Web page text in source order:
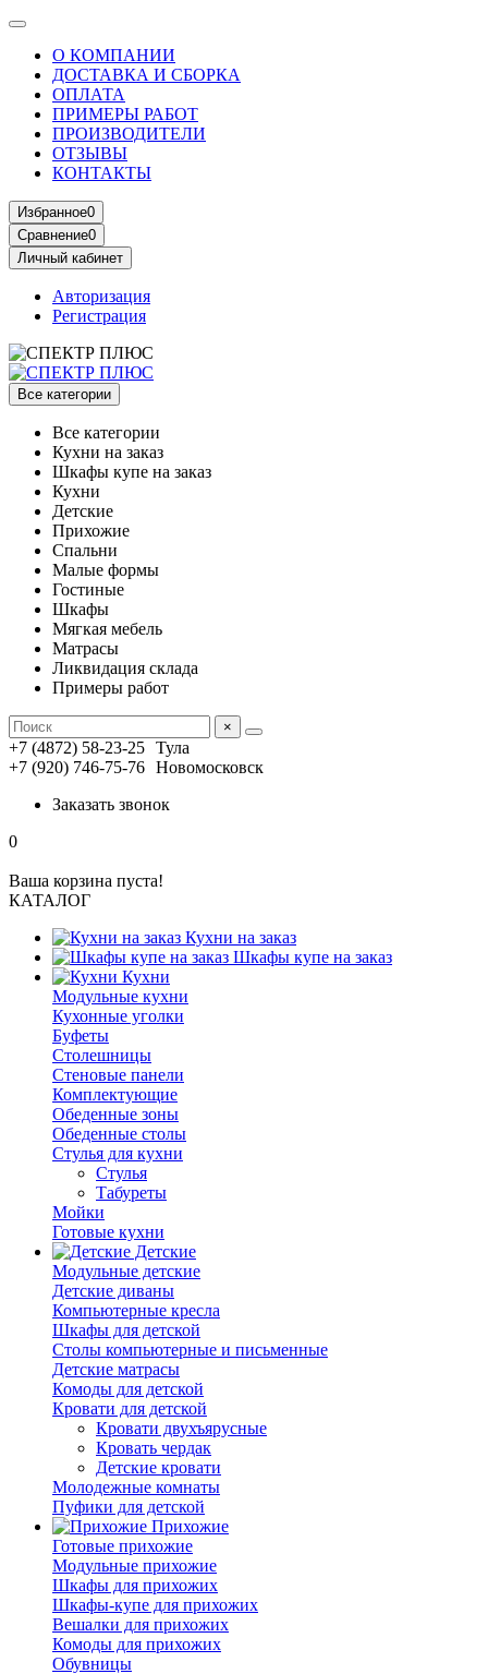
О КОМПАНИИ
ДОСТАВКА И СБОРКА
ОПЛАТА
ПРИМЕРЫ РАБОТ
ПРОИЗВОДИТЕЛИ
ОТЗЫВЫ
КОНТАКТЫ
Избранное0
Сравнение0
Личный кабинет
Авторизация
Регистрация
Все категории
Все категории
Кухни на заказ
Шкафы купе на заказ
Кухни
Детские
Прихожие
Спальни
Малые формы
Гостиные
Шкафы
Мягкая мебель
Матрасы
Ликвидация склада
Примеры работ
×
+7 (4872) 58-23-25 Тула
+7 (920) 746-75-76 Новомосковск
Заказать звонок
0
Ваша корзина пуста!
КАТАЛОГ
Кухни на заказ
Шкафы купе на заказ
Кухни
Модульные кухни
Кухонные уголки
Буфеты
Столешницы
Стеновые панели
Комплектующие
Обеденные зоны
Обеденные столы
Стулья для кухни
Cтулья
Табуреты
Мойки
Готовые кухни
Детские
Модульные детские
Детские диваны
Компьютерные кресла
Шкафы для детской
Столы компьютерные и письменные
Детские матрасы
Комоды для детской
Кровати для детской
Кровати двухъярусные
Кровать чердак
Детские кровати
Молодежные комнаты
Пуфики для детской
Прихожие
Готовые прихожие
Модульные прихожие
Шкафы для прихожих
Шкафы-купе для прихожих
Вешалки для прихожих
Комоды для прихожих
Обувницы